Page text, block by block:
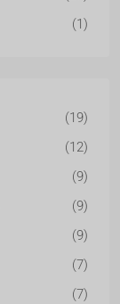
(1)
(19)
(12)
(9)
(9)
(9)
(7)
(7)